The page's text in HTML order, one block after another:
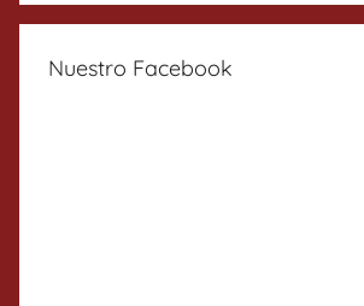
Nuestro Facebook